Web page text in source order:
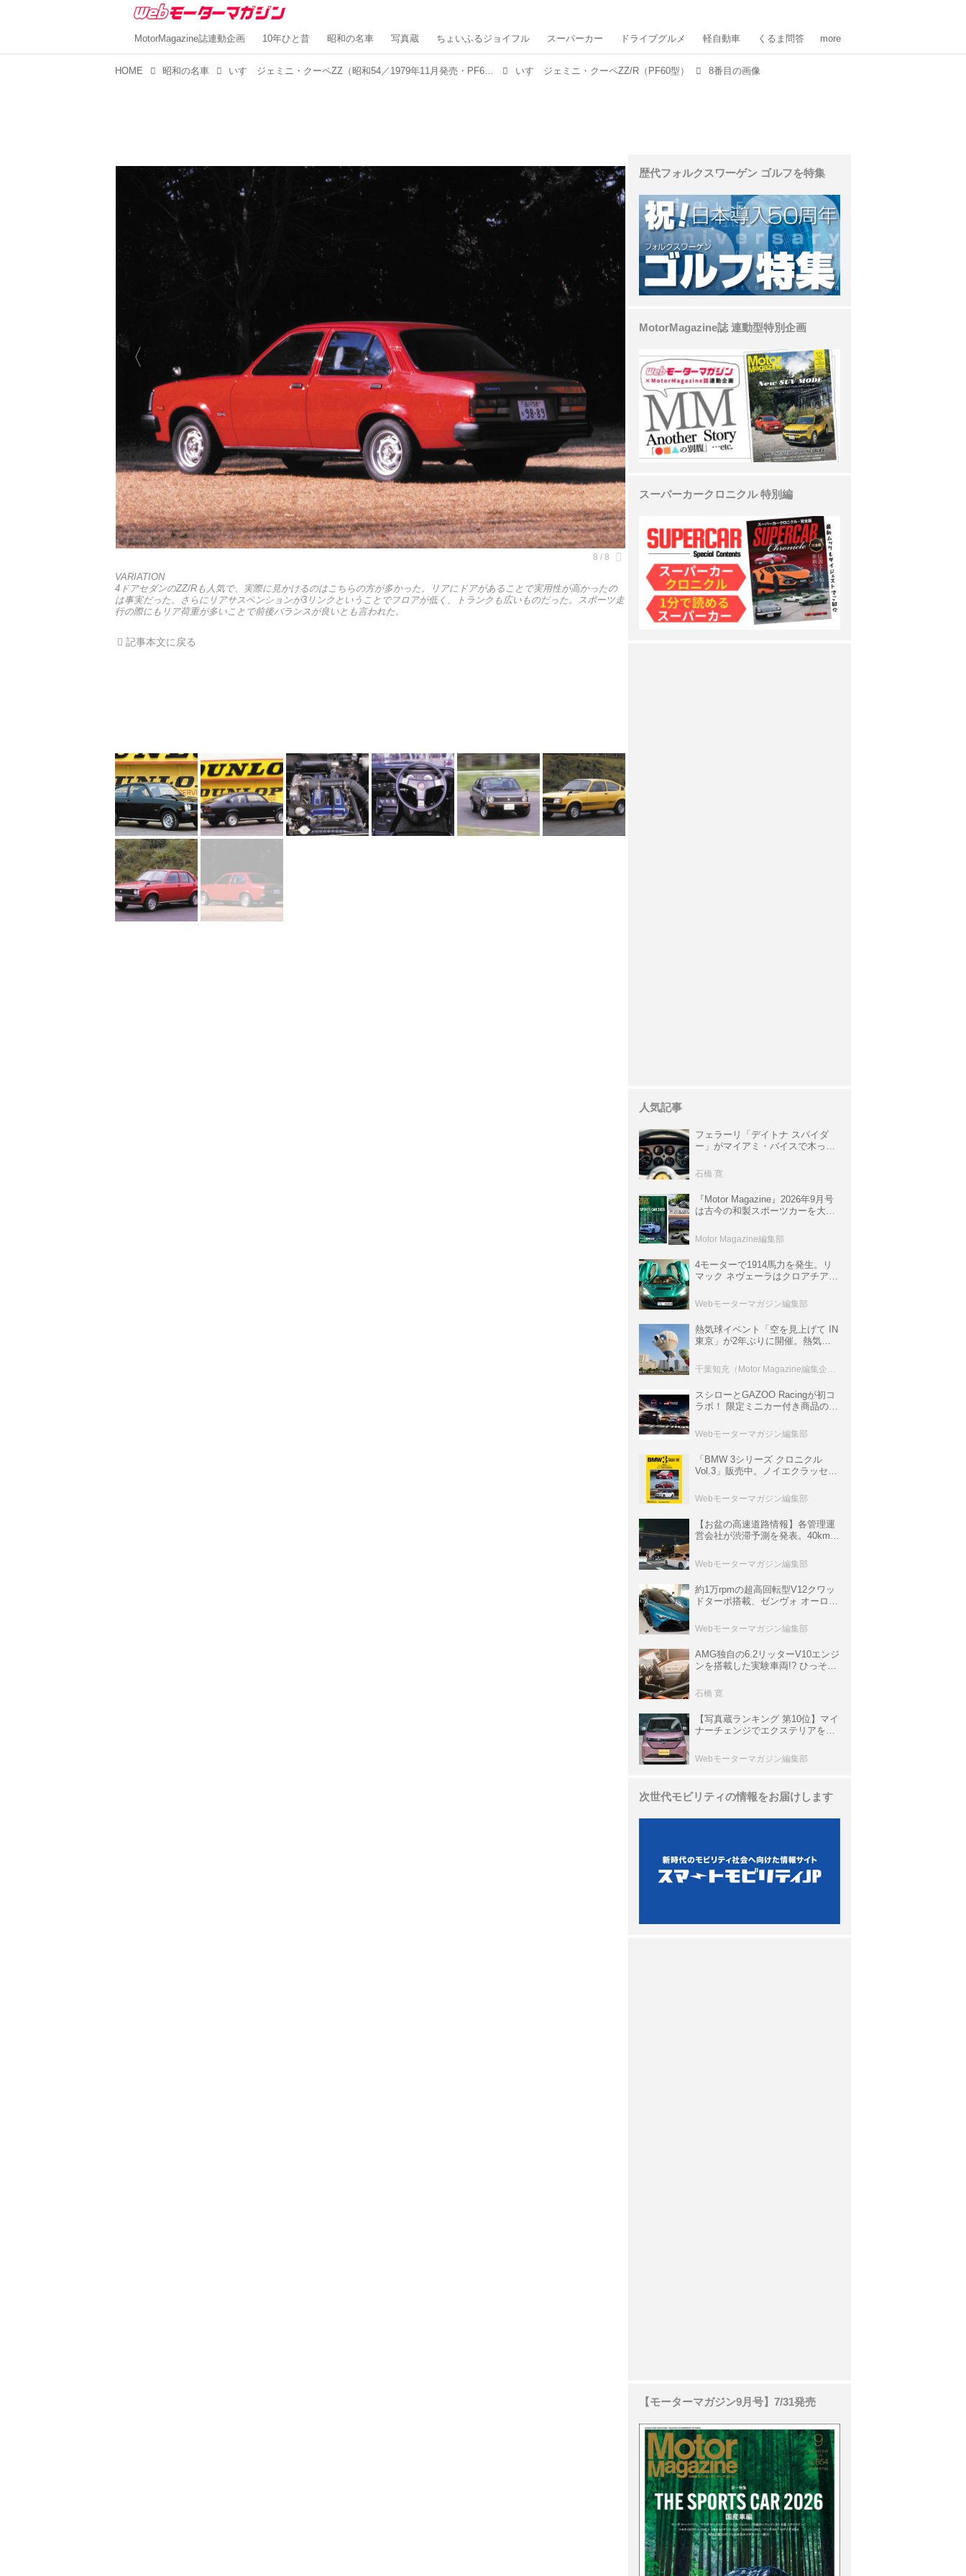
MotorMagazine誌連動企画 10年ひと昔 昭和の名車 写真蔵 ちょいふるジョイフル スーパーカー ドライブグルメ 軽自動車 くるま問答 more
HOME 昭和の名車 いすゞジェミニ・クーペZZ（昭和54／1979年11月発売・PF60型）【昭和の名車・完全版ダイジェスト108】 いすゞジェミニ・クーペZZ/R（PF60型） 8番目の画像
VARIATION
4ドアセダンのZZ/Rも人気で、実際に見かけるのはこちらの方が多かった。リアにドアがあることで実用性が高かったの
は事実だった。さらにリアサスペンションが3リンクということでフロアが低く、トランクも広いものだった。スポーツ走
行の際にもリア荷重が多いことで前後バランスが良いとも言われた。
記事本文に戻る
歴代フォルクスワーゲン ゴルフを特集
MotorMagazine誌 連動型特別企画
スーパーカークロニクル 特別編
人気記事
フェラーリ「デイトナ スパイダ
ー」がマイアミ・バイスで木っ端
サ」に化けた理由
石橋 寛
『Motor Magazine』2026年9月号
は古今の和製スポーツカーを大特
情報も満載
Motor Magazine編集部
4モーターで1914馬力を発生。リ
マック ネヴェーラはクロアチア発
ロニクル・完全版／115】
Webモーターマガジン編集部
熱気球イベント「空を見上げて IN
東京」が2年ぶりに開催。熱気球
室などのコンテンツも
スシローとGAZOO Racingが初コ
ラボ！ 限定ミニカー付き商品の
ト体験があたる抽選企画などを展
開
Webモーターマガジン編集部
「BMW 3シリーズ クロニクル
Vol.3」販売中。ノイエクラッセか
ムック
Webモーターマガジン編集部
【お盆の高速道路情報】各管理運
営会社が渋滞予測を発表。40km以
数ある
Webモーターマガジン編集部
約1万rpmの超高回転型V12クワッ
ドターボ搭載、ゼンヴォ オーロラ
イパーカー【スーパーカークロニ
クル・完全版／116】
Webモーターマガジン編集部
AMG独自の6.2リッターV10エンジ
ンを搭載した実験車両!? ひっそり
P900 プロトタイプ」とは
石橋 寛
【写真蔵ランキング 第10位】マイ
ナーチェンジでエクステリアを刷
クラ」
Webモーターマガジン編集部
次世代モビリティの情報をお届けします
【モーターマガジン9月号】7/31発売